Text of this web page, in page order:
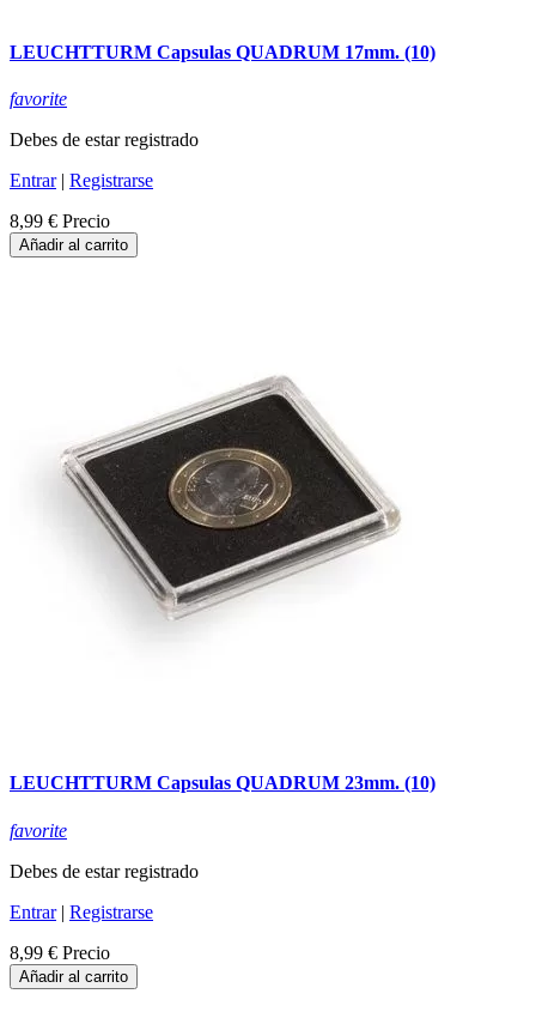
LEUCHTTURM Capsulas QUADRUM 17mm. (10)
favorite
Debes de estar registrado
Entrar| Registrarse
8,99 € Precio
Añadir al carrito
LEUCHTTURM Capsulas QUADRUM 23mm. (10)
favorite
Debes de estar registrado
Entrar| Registrarse
8,99 € Precio
Añadir al carrito